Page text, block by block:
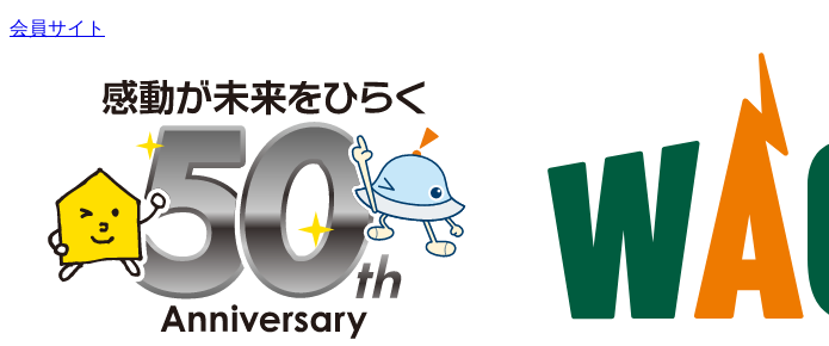
会員サイト